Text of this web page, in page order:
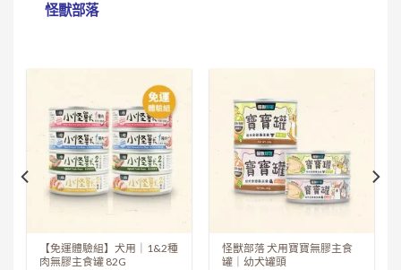
怪獸部落
【免運體驗組】犬用｜1&2種
肉無膠主食罐 82G
怪獸部落 犬用寶寶無膠主食
罐｜幼犬罐頭